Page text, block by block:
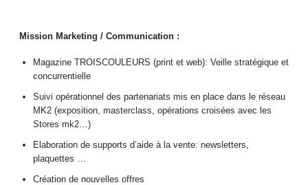
Mission Marketing / Communication :
Magazine TROISCOULEURS (print et web): Veille stratégique et
concurrentielle
Suivi opérationnel des partenariats mis en place dans le réseau
MK2 (exposition, masterclass, opérations croisées avec les
Stores mk2…)
Elaboration de supports d’aide à la vente: newsletters,
plaquettes …
Création de nouvelles offres